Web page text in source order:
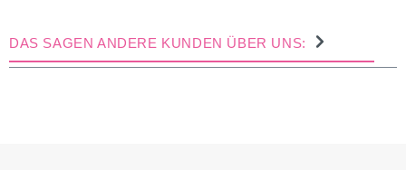
DAS SAGEN ANDERE KUNDEN ÜBER UNS: